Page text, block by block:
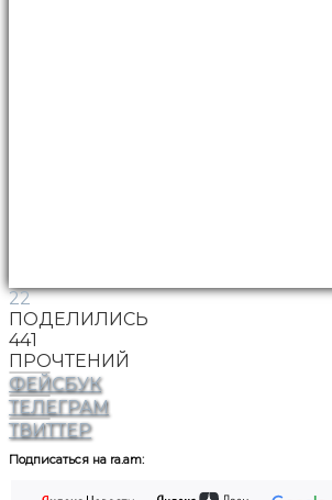
22
ПОДЕЛИЛИСЬ
441
ПРОЧТЕНИЙ
ФЕЙСБУК
ТЕЛЕГРАМ
ТВИТТЕР
Подписаться на ra.am: